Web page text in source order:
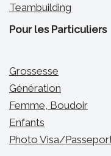
Teambuilding
Pour les Particuliers
Grossesse
Génération
Femme, Boudoir
Enfants
Photo Visa/